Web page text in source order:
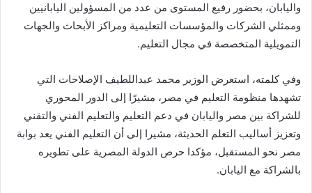
واليابان، بحضور رفيع المستوى من عدد من المسؤولين اليابانيين
وممثلي الشركات والمؤسسات التعليمية ومراكز الأبحاث والجهات
التمويلية المتخصصة في مجال التعليم.
وفي كلمته، استعرض الوزير محمد عبداللطيف الإصلاحات التي
تشهدها منظومة التعليم في مصر، مشيرًا إلى الدور المحوري
للشراكة بين مصر واليابان في دعم التعليم والتعليم الفني والتقني
وتعزيز أساليب التعلم الحديثة، مشيرا إلى أن التعليم الفني يعد بوابة
مصر نحو المستقبل، مؤكدا حرص الدولة المصرية على تطويره
بالشراكة مع اليابان.